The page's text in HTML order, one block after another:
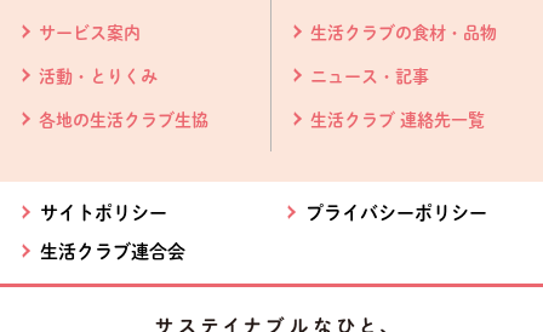
サービス案内 生活クラブの食材・品物
活動・とりくみ ニュース・記事
各地の生活クラブ生協 生活クラブ 連絡先一覧
サイトポリシー プライバシーポリシー
生活クラブ連合会